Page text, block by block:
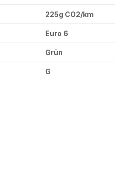
225g CO2/km
Euro 6
Grün
G